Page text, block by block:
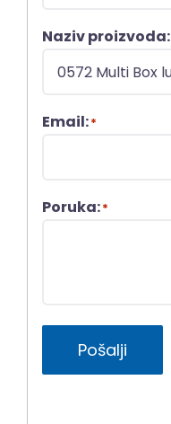
Naziv proizvoda:
Email:*
Poruka:*
Pošalji